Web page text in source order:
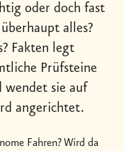
oder doch fast
alles?
Fakten legt
Prüfsteine
sie auf
angerichtet.
Fahren? Wird da